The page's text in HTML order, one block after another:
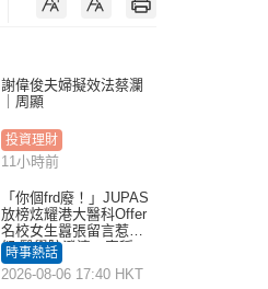
謝偉俊夫婦擬效法蔡瀾
｜周顯
投資理財
11小時前
「你個frd廢！」JUPAS
放榜炫耀港大醫科Offer
名校女生囂張留言惹眾
怒 醫學院澄清：宣稱
「40.5分獲錄取」不符事
實｜Juicy叮
時事熱話
2026-08-06 17:40 HKT